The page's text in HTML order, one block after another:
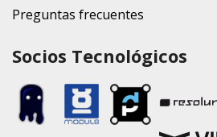
Preguntas frecuentes
Socios Tecnológicos